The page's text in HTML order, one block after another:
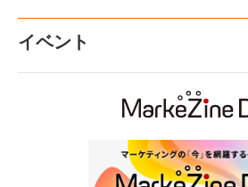
イベント